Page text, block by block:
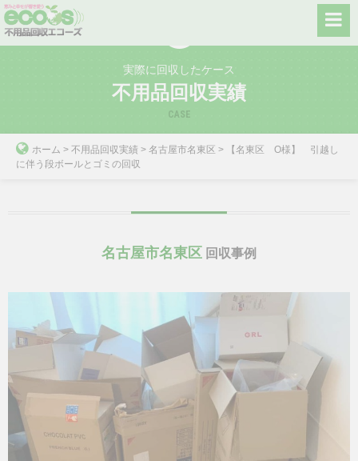
Skip
to
実際に回収したケース
不用品回収実績
CASE
ホーム > 不用品回収実績 > 名古屋市名東区 >
【名東区 O様】 引越し
に伴う段ボールとゴミの回収
名古屋市名東区 回収事例